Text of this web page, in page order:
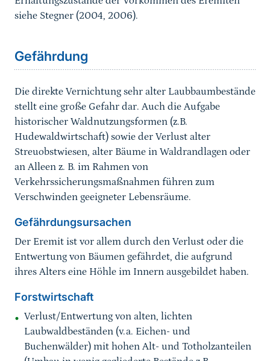
siehe Stegner (2004, 2006).
Sprungmarke
Gefährdung
Die direkte Vernichtung sehr alter Laubbaumbestände
stellt eine große Gefahr dar. Auch die Aufgabe
historischer Waldnutzungsformen (z.B.
Hudewaldwirtschaft) sowie der Verlust alter
Streuobstwiesen, alter Bäume in Waldrandlagen oder
an Alleen z. B. im Rahmen von
Verkehrssicherungsmaßnahmen führen zum
Verschwinden geeigneter Lebensräume.
Gefährdungsursachen
Der Eremit ist vor allem durch den Verlust oder die
Entwertung von Bäumen gefährdet, die aufgrund
ihres Alters eine Höhle im Innern ausgebildet haben.
Forstwirtschaft
Verlust/Entwertung von alten, lichten
Laubwaldbeständen (v.a. Eichen- und
Buchenwälder) mit hohen Alt- und Totholzanteilen